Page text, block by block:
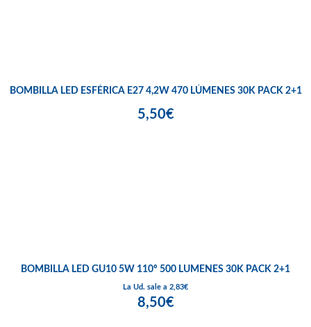
BOMBILLA LED ESFÉRICA E27 4,2W 470 LÚMENES 30K PACK 2+1
5,50€
BOMBILLA LED GU10 5W 110º 500 LUMENES 30K PACK 2+1
La Ud. sale a 2,83€
8,50€